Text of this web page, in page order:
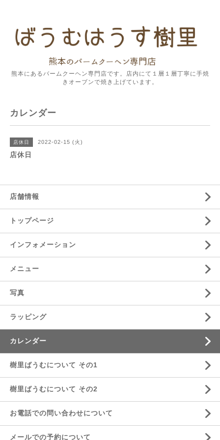
熊本にあるバームクーヘン専門店です。店内にて１層１層丁寧に手焼
きオーブンで焼き上げています。
カレンダー
店休日 2022-02-15 (火)
店休日
店舗情報
トップページ
インフォメーション
メニュー
写真
ラッピング
カレンダー
樹里ばうむについて その1
樹里ばうむについて その2
お電話での問い合わせについて
メールでの予約について